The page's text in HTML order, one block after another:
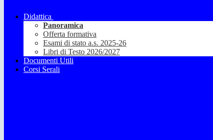
Didattica
Panoramica
Offerta formativa
Esami di stato a.s. 2025-26
Libri di Testo 2026/2027
Documenti Utili
Corsi Serali